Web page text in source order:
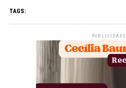
TAGS:
PUBLICIDADE